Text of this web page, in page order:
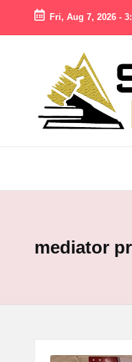
Skip
Fri, Aug 7, 2026 -
G
A
Y
Pengacara
Cirebon
Profesional,
Solusi
mediator